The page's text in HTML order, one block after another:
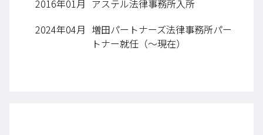
2016年01月 アステル法律事務所入所
2024年04月 増田パートナーズ法律事務所パー
トナー就任（～現在）